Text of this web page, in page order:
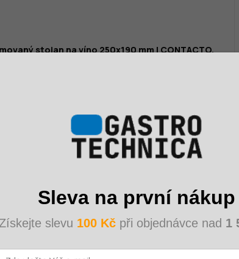
stojan na víno 250x190 mm | CONTACTO,
Sleva na první nákup
Získejte slevu 100 Kčpři objednávce nad 1